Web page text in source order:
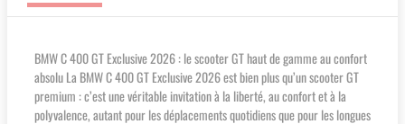
BMW C 400 GT Exclusive 2026 : le scooter GT haut de gamme au confort
absolu La BMW C 400 GT Exclusive 2026 est bien plus qu’un scooter GT
premium : c’est une véritable invitation à la liberté, au confort et à la
polyvalence, autant pour les déplacements quotidiens que pour les longues